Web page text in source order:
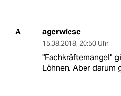
A agerwiese
15.08.2018, 20:50 Uhr
"Fachkräftemangel"
Löhnen. Aber darum